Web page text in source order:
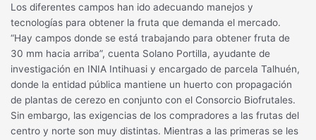
Los diferentes campos han ido adecuando manejos y
tecnologías para obtener la fruta que demanda el mercado.
“Hay campos donde se está trabajando para obtener fruta de
30 mm hacia arriba”, cuenta Solano Portilla, ayudante de
investigación en INIA Intihuasi y encargado de parcela Talhuén,
donde la entidad pública mantiene un huerto con propagación
de plantas de cerezo en conjunto con el Consorcio Biofrutales.
Sin embargo, las exigencias de los compradores a las frutas del
centro y norte son muy distintas. Mientras a las primeras se les